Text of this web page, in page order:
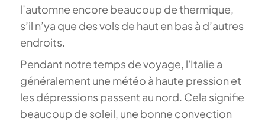
l’automne encore beaucoup de thermique,
s’il n’ya que des vols de haut en bas à d’autres
endroits.
Pendant notre temps de voyage, l'Italie a
généralement une météo à haute pression et
les dépressions passent au nord. Cela signifie
beaucoup de soleil, une bonne convection